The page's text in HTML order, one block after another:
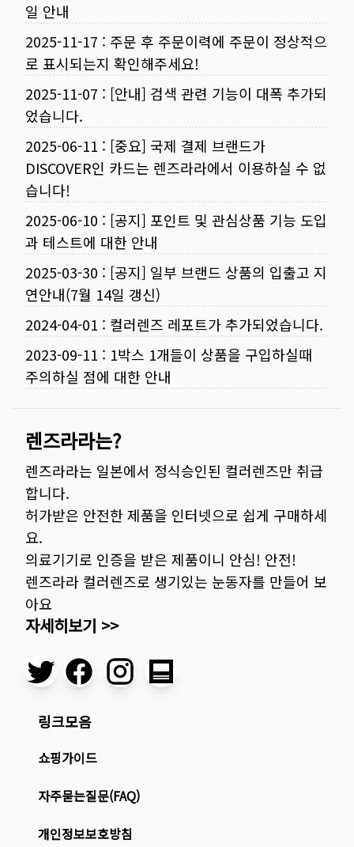
일 안내
2025-11-17 : 주문 후 주문이력에 주문이 정상적으
로 표시되는지 확인해주세요!
2025-11-07 : [안내] 검색 관련 기능이 대폭 추가되
었습니다.
2025-06-11 : [중요] 국제 결제 브랜드가
DISCOVER인 카드는 렌즈라라에서 이용하실 수 없
습니다!
2025-06-10 : [공지] 포인트 및 관심상품 기능 도입
과 테스트에 대한 안내
2025-03-30 : [공지] 일부 브랜드 상품의 입출고 지
연안내(7월 14일 갱신)
2024-04-01 : 컬러렌즈 레포트가 추가되었습니다.
2023-09-11 : 1박스 1개들이 상품을 구입하실때
주의하실 점에 대한 안내
렌즈라라는?
렌즈라라는 일본에서 정식승인된 컬러렌즈만 취급
합니다.
허가받은 안전한 제품을 인터넷으로 쉽게 구매하세
요.
의료기기로 인증을 받은 제품이니 안심! 안전!
렌즈라라 컬러렌즈로 생기있는 눈동자를 만들어 보
아요
자세히보기 >>
링크모음
쇼핑가이드
자주묻는질문(FAQ)
개인정보보호방침